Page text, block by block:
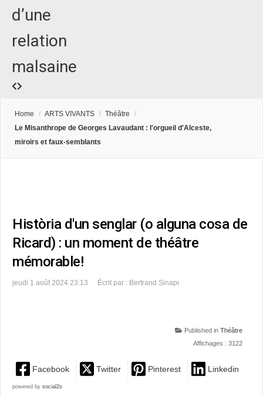
d’une
relation
malsaine
Home / ARTS VIVANTS / Théâtre
/
Le Misanthrope de Georges Lavaudant : l'orgueil d'Alceste,
miroirs et faux-semblants
Història d'un senglar (o alguna cosa de
Ricard) : un moment de théâtre
mémorable!
jeudi 1 août 2024 23:13 Écrit par : Bertrand Sinapi
Published in Théâtre
Affichages : 3122
Facebook Twitter Pinterest Linkedin
powered by social2s